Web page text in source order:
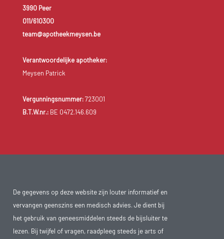
3990 Peer
011/610300
team@apotheekmeysen.be
Verantwoordelijke apotheker:
Meysen Patrick
Vergunningsnummer:723001
B.T.W.nr.:BE 0472.146.609
De gegevens op deze website zijn louter informatief en
vervangen geenszins een medisch advies. Je dient bij
het gebruik van geneesmiddelen steeds de bijsluiter te
lezen. Bij twijfel of vragen, raadpleeg steeds je arts of